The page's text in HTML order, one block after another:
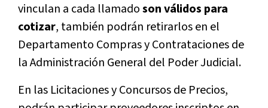
vinculan a cada llamadoson válidos para
cotizar, también podrán retirarlos en el
Departamento Compras y Contrataciones de
la Administración General del Poder Judicial.
En las Licitaciones y Concursos de Precios,